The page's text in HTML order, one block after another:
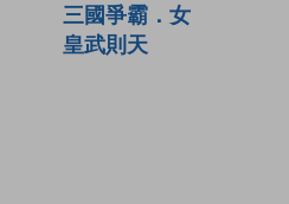
三國爭霸．女
皇武則天